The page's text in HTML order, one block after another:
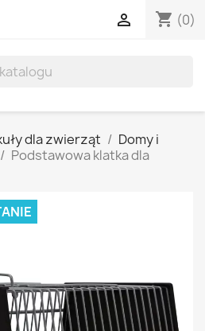
shopping_cart (0)

dla zwierząt
Domy i
Podstawowa klatka dla